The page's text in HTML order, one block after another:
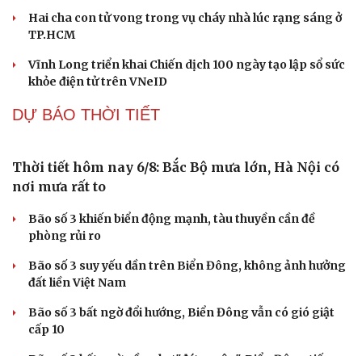
Cải chính
TIN 24H
Hiện trường ngổn ngang sau vụ cháy lớn tại Khu
thương mại Biên Hòa ở Đồng Nai
Sản phẩm bút tiêm giảm cân bị kiểm tra sau phản ánh
bán tràn lan online
Ô tô tải cẩu đâm sập một phần cầu Đắk Lung ở Đồng Nai